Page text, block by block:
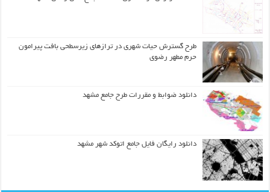
طرح گسترش حیات شهري در ترازهاي زیرسطحی بافت پیرامون
حرم مطهر رضوي
دانلود ضوابط و مقررات طرح جامع مشهد
دانلود رایگان فایل جامع اتوکد شهر مشهد